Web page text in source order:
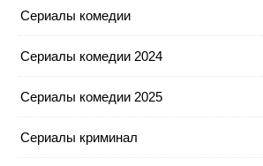
Сериалы комедии
Сериалы комедии 2024
Сериалы комедии 2025
Сериалы криминал